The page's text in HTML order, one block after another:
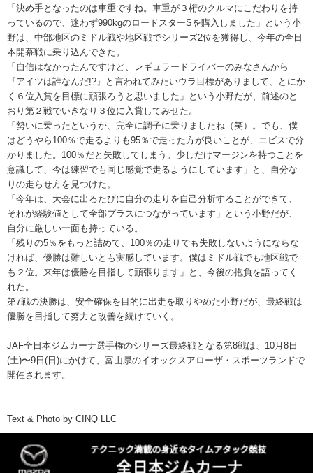
「決め手となったのは車重ですね。車重が３桁のクルマにこだわりを持
っているので、迷わず990kgのロードスターSを購入しました」という小
野は、中部地区のミドル戦や地区戦でシリーズ2位を獲得し、今年の全日
本開幕戦に乗り込んできた。
「自信はなかったんですけど、レギュラードライバーのみなさんから
『アイツは誰なんだ!?』と言われてみたいウラ目標がありまして、とにか
く６位入賞を目標に頑張ろうと思いました」という小野だが、前述のと
おり第２戦でいきなり３位に入賞してみせた。
「勢いに乗ったというか、完全に調子に乗りましたね（笑）。でも、僕
はどうやら100％で走るよりも95％で走った方が良いことが、エビスで分
かりました。100％だと失敗してしまう。少しだけマージンを持つことを
意識して、今は練習でも同じ感覚で走るようにしています」と、自分な
りの走らせ方を見つけた。
「今年は、大会に出るたびに自分の走りを自己分析することができて、
それが経験値として全部プラスにつながっています」という小野だが、
自分に厳しい一面も持っている。
「残りの5％をもっと詰めて、100％の走りでも失敗しないようにならな
ければ、優勝は難しいとも実感しています。僕はミドル戦でも地区戦で
も２位。来年は優勝を目指して頑張ります」と、今後の抱負を語ってく
れた。
第7戦の決勝は、安全確保を目的に出走を取りやめた小野だが、最終戦は
優勝を目指して努力と改善を続けていく。
JAF全日本ジムカーナ選手権のシリーズ最終戦となる第8戦は、10月8日
(土)〜9日(日)にかけて、富山県のイオックスアローザ・スポーツランドで
開催されます。
Text & Photo by CINQ LLC